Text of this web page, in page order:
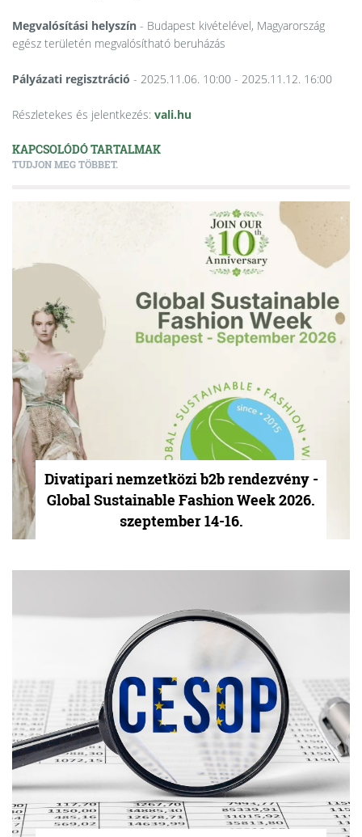
Megvalósítási helyszín - Budapest kivételével, Magyarország
egész területén megvalósítható beruházás
Pályázati regisztráció - 2025.11.06. 10:00 - 2025.11.12. 16:00
Részletekes és jelentkezés: vali.hu
KAPCSOLÓDÓ TARTALMAK
TUDJON MEG TÖBBET.
Divatipari nemzetközi b2b rendezvény -
Global Sustainable Fashion Week 2026.
szeptember 14-16.